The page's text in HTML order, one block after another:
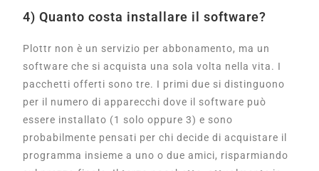
4) Quanto costa installare il software?
Plottr non è un servizio per abbonamento, ma un
software che si acquista una sola volta nella vita. I
pacchetti offerti sono tre. I primi due si distinguono
per il numero di apparecchi dove il software può
essere installato (1 solo oppure 3) e sono
probabilmente pensati per chi decide di acquistare il
programma insieme a uno o due amici, risparmiando